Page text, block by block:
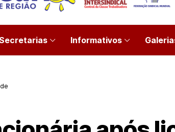
Informativos